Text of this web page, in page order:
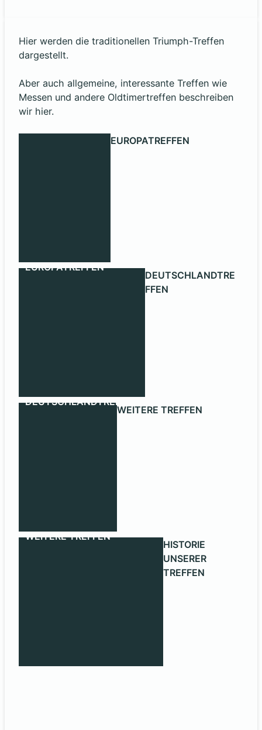
Hier werden die traditionellen Triumph-Treffen
dargestellt.
Aber auch allgemeine, interessante Treffen wie
Messen und andere Oldtimertreffen beschreiben
wir hier.
EUROPATREFFEN
EUROPATREFFEN
DEUTSCHLANDTREFFEN
DEUTSCHLANDTRE
FFEN
WEITERE TREFFEN
WEITERE TREFFEN
HISTORIE
UNSERER
TREFFEN